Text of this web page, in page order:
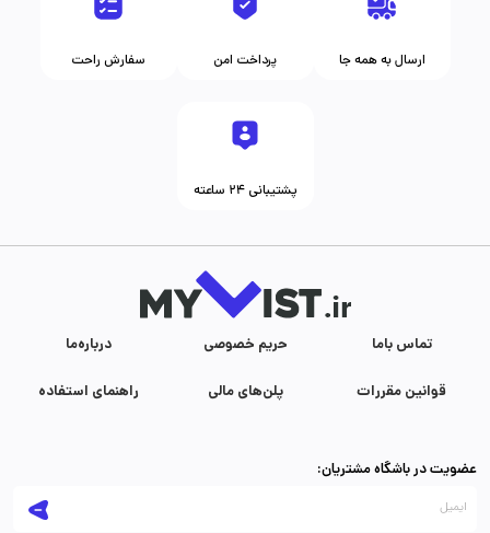
سفارش راحت پرداخت امن ارسال به همه جا
پشتیبانی ۲۴ ساعته
درباره‌ما حریم خصوصی تماس با‌ما
راهنمای استفاده پلن‌های مالی قوانین مقررات
عضویت در باشگاه مشتریان: